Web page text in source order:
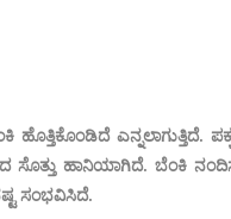
ಹೊತ್ತಿಕೊಂಡಿದೆ
ಸೊತ್ತು ಹಾನಿಯಾಗಿದೆ. ಬೆಂಕಿ
ಸಂಭವಿಸಿದೆ.